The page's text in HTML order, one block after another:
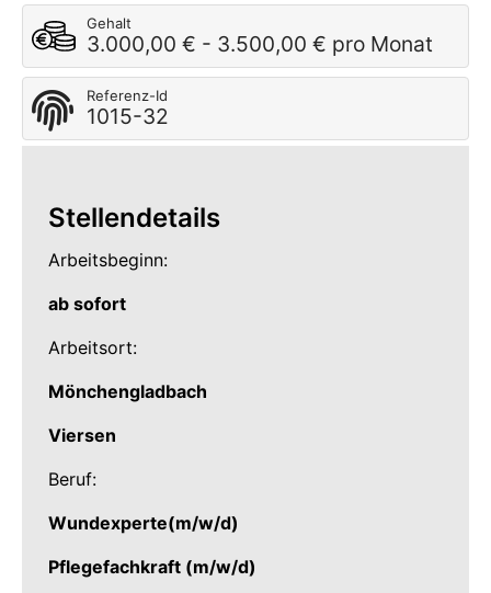
Gehalt
3.000,00 € - 3.500,00 € pro Monat
Referenz-Id
1015-32
Stellendetails
Arbeitsbeginn:
ab sofort
Arbeitsort:
Mönchengladbach
Viersen
Beruf:
Wundexperte(m/w/d)
Pflegefachkraft (m/w/d)